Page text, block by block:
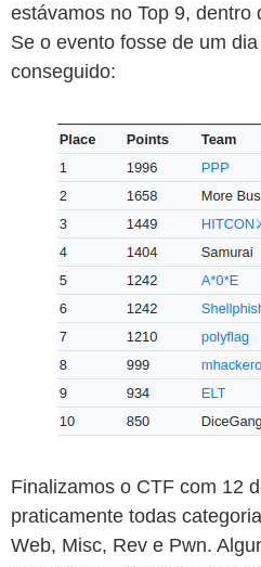
estávamos no Top 9, dentro
Se o evento fosse de um
conseguido:
Finalizamos o CTF com 12
praticamente todas
Web, Misc, Rev e Pwn.